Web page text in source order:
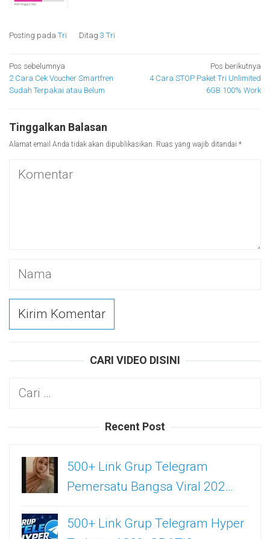
Posting pada Tri Ditag 3 Tri
Navigasi
pos
Pos sebelumnya
2 Cara Cek Voucher Smartfren
Sudah Terpakai atau Belum
Pos berikutnya
4 Cara STOP Paket Tri Unlimited
6GB 100% Work
Tinggalkan Balasan
Alamat email Anda tidak akan dipublikasikan. Ruas yang wajib ditandai *
CARI VIDEO DISINI
Cari
Recent Post
500+ Link Grup Telegram
Pemersatu Bangsa Viral 202…
500+ Link Grup Telegram Hyper